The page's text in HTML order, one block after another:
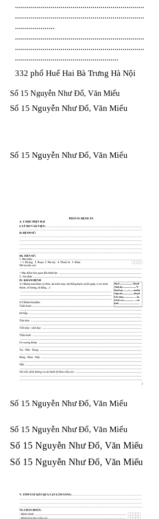
.................................................................
.................................................................
....................
.................................................................
.................................................................
....................................................
332 phố Huế Hai Bà Trưng Hà Nội
Số 15 Nguyễn Như Đổ, Văn Miếu
Số 15 Nguyễn Như Đổ, Văn Miếu
Số 15 Nguyễn Như Đổ, Văn Miếu
Số 15 Nguyễn Như Đổ, Văn Miếu
Số 15 Nguyễn Như Đổ, Văn Miếu​​​​
Số 15 Nguyễn Như Đổ, Văn Miếu​​​​
Số 15 Nguyễn Như Đổ, Văn Miếu​​​​